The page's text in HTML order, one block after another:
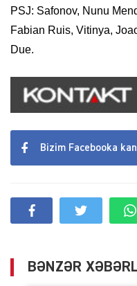
PSJ: Safonov, Nunu
Fabian Ruis, Vitinya,
Due.
Bizim Facebooka
BƏNZƏR